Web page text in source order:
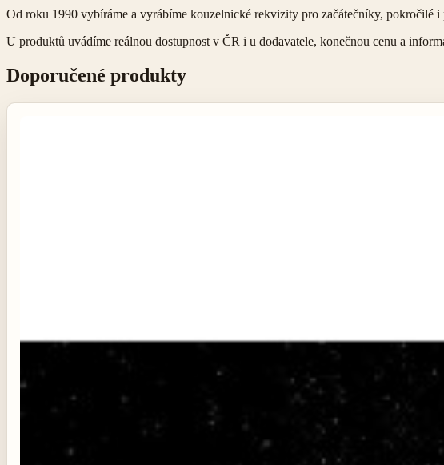
Od roku 1990 vybíráme a vyrábíme kouzelnické rekvizity pro začátečníky,
U produktů uvádíme reálnou dostupnost v ČR i u dodavatele, konečnou cenu a
Doporučené produkty